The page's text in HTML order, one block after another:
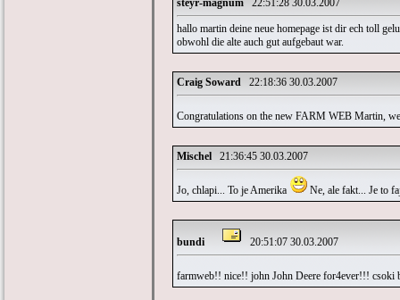
steyr-magnum 22:51:28 30.03.2007
hallo martin deine neue homepage ist dir ech toll
obwohl die alte auch gut aufgebaut war.
Craig Soward 22:18:36 30.03.2007
Congratulations on the new FARM WEB Martin,
Mischel 21:36:45 30.03.2007
Jo, chlapi... To je Amerika Ne, ale fakt... Je to
bundi 20:51:07 30.03.2007
farmweb!! nice!! john John Deere for4ever!!! csoki